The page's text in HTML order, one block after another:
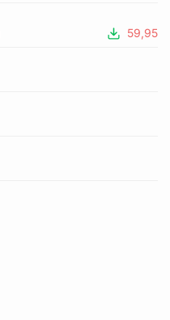
59,95